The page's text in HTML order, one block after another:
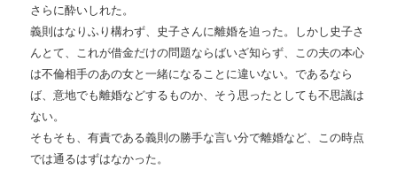
さらに酔いしれた。
義則はなりふり構わず、史子さんに離婚を迫った。しかし史子さ
んとて、これが借金だけの問題ならばいざ知らず、この夫の本心
は不倫相手のあの女と一緒になることに違いない。であるなら
ば、意地でも離婚などするものか、そう思ったとしても不思議は
ない。
そもそも、有責である義則の勝手な言い分で離婚など、この時点
では通るはずはなかった。